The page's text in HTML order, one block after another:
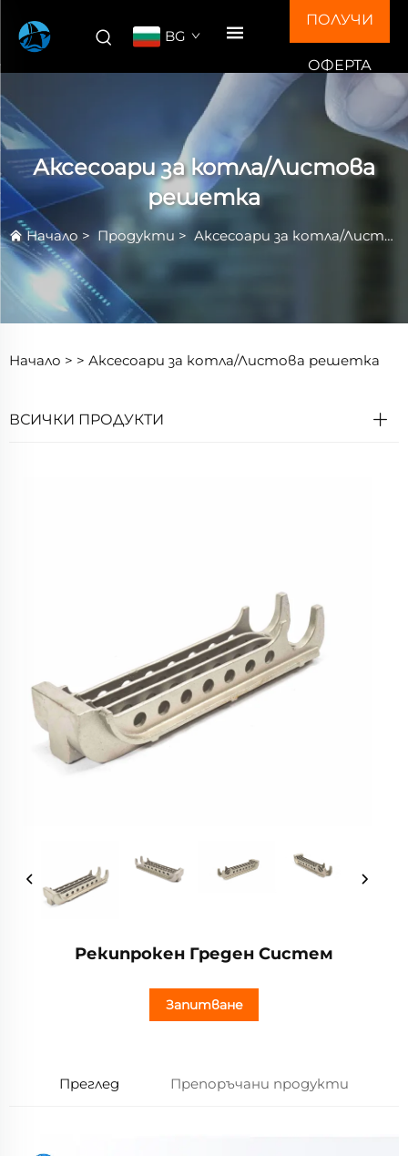
BG
ПОЛУЧИ
ОФЕРТА
Аксесоари за котла/Листова
решетка
Начало > Продукти > Аксесоари за котла/Листова решетка
Начало > > Аксесоари за котла/Листова решетка
ВСИЧКИ ПРОДУКТИ
Рекипрокен Греден Систем
Запитване
Преглед Препоръчани продукти